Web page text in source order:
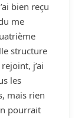
bien reçu
me
structure
j’ai
les
mais rien
pourrait